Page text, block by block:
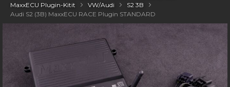
MaxxECU Plugin-Kitit
VW/Audi
S2 3B
Audi S2 (3B) MaxxECU RACE Plugin STANDARD